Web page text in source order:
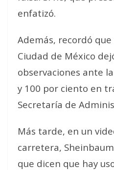
enfatizó.
Además, recordó
Ciudad de México
observaciones ante
y 100 por ciento en
Secretaría de
Más tarde, en un
carretera,
que dicen que hay